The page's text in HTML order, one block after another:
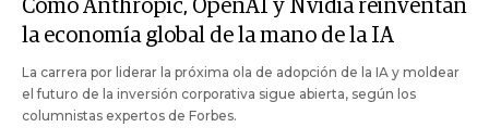
Cómo Anthropic, OpenAI y Nvidia reinventan
la economía global de la mano de la IA
La carrera por liderar la próxima ola de adopción de la IA y moldear
el futuro de la inversión corporativa sigue abierta, según los
columnistas expertos de Forbes.